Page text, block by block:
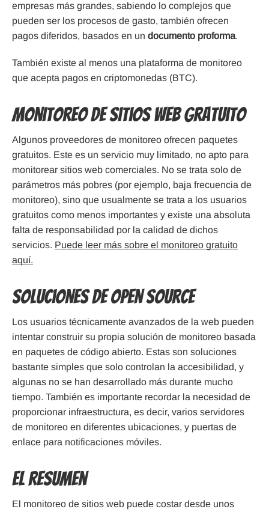
empresas más grandes, sabiendo lo complejos que
pueden ser los procesos de gasto, también ofrecen
pagos diferidos, basados en un documento proforma.
También existe al menos una plataforma de monitoreo
que acepta pagos en criptomonedas (BTC).
Monitoreo de sitios web gratuito
Algunos proveedores de monitoreo ofrecen paquetes
gratuitos. Este es un servicio muy limitado, no apto para
monitorear sitios web comerciales. No se trata solo de
parámetros más pobres (por ejemplo, baja frecuencia de
monitoreo), sino que usualmente se trata a los usuarios
gratuitos como menos importantes y existe una absoluta
falta de responsabilidad por la calidad de dichos
servicios. Puede leer más sobre el monitoreo gratuito
aquí.
Soluciones de Open Source
Los usuarios técnicamente avanzados de la web pueden
intentar construir su propia solución de monitoreo basada
en paquetes de código abierto. Estas son soluciones
bastante simples que solo controlan la accesibilidad, y
algunas no se han desarrollado más durante mucho
tiempo. También es importante recordar la necesidad de
proporcionar infraestructura, es decir, varios servidores
de monitoreo en diferentes ubicaciones, y puertas de
enlace para notificaciones móviles.
El resumen
El monitoreo de sitios web puede costar desde unos